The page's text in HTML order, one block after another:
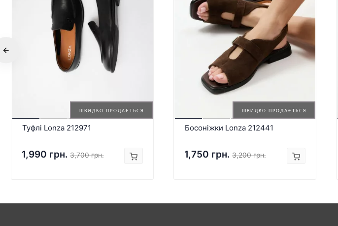
ШВИДКО ПРОДАЄТЬСЯ
Туфлі Lonza 212971
1,990 грн. 3,700 грн.
ШВИДКО ПРОДАЄТЬСЯ
Босоніжки Lonza 212441
1,750 грн. 3,200 грн.